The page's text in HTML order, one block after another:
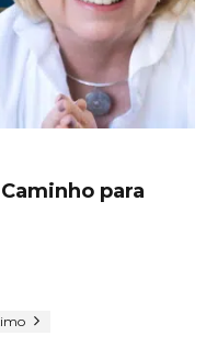
para